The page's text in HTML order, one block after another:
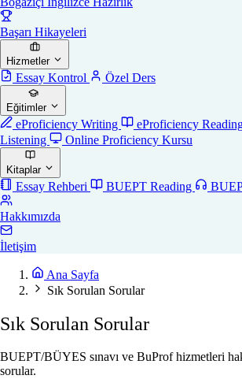
Başarı Hikayeleri
Hizmetler
Essay Kontrol Özel Ders
Eğitimler
eProficiency Writing eProficiency
Listening
Online Proficiency Kursu
Kitaplar
Essay Rehberi BUEPT Reading
Hakkımızda
İletişim
Ana Sayfa
Sık Sorulan Sorular
Sık Sorulan Sorular
BUEPT/BÜYES sınavı ve BuProf hizmetleri
sorular.